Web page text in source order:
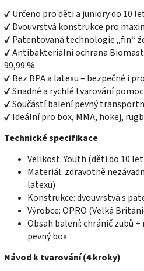
✔ Určeno pro děti a juniory do 10
✔ Dvouvrstvá konstrukce pro
✔ Patentovaná technologie „fin“
✔ Antibakteriální ochrana
99,99 %
✔ Bez BPA a latexu – bezpečné i
✔ Snadné a rychlé tvarování
✔ Součástí balení pevný
✔ Ideální pro box, MMA, hokej,
Technické specifikace
Velikost: Youth (děti do 10
Materiál: zdravotně
latexu)
Konstrukce: dvouvrstvá s
Výrobce: OPRO (Velká
Obsah balení: chránič zubů
pevný box
Návod k tvarování (4 kroky)